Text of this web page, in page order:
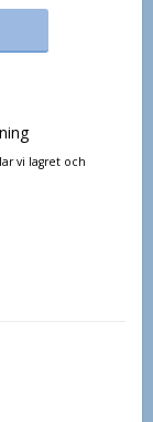
vi lagret och